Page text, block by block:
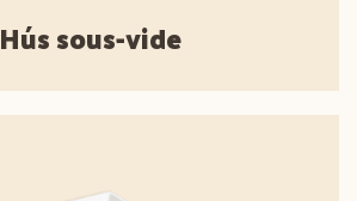
Hús sous-vide